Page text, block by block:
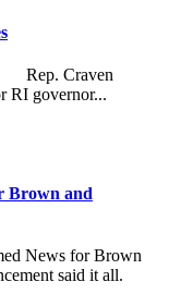
Rep. Craven
RI governor...
Brown and
News for Brown
said it all.